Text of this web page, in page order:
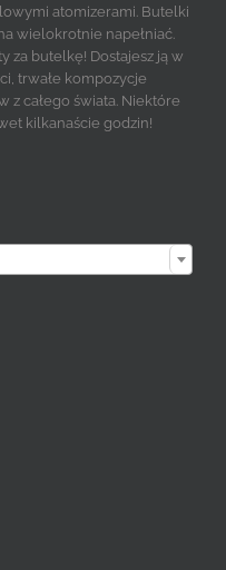
atomizerami. Butelki
wielokrotnie napełniać.
za butelkę! Dostajesz ją w
trwałe kompozycje
z całego świata. Niektóre
kilkanaście godzin!